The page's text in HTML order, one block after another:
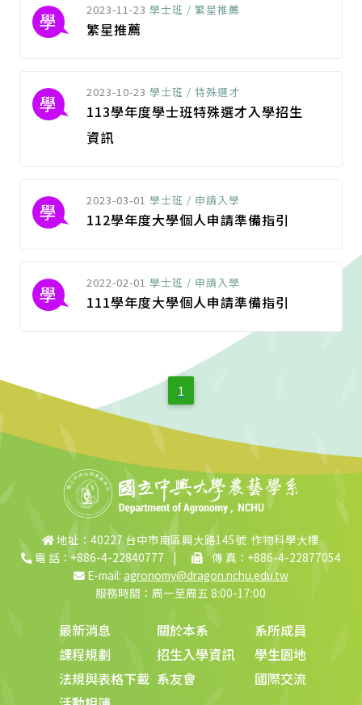
學 2023-11-23 學士班 / 繁星推薦
繁星推薦
學 2023-10-23 學士班 / 特殊選才
113學年度學士班特殊選才入學招生
資訊
學 2023-03-01 學士班 / 申請入學
112學年度大學個人申請準備指引
學 2022-02-01 學士班 / 申請入學
111學年度大學個人申請準備指引
1
地址：40227 台中市南區興大路145號 作物科學大樓
電 話：+886-4-22840777 |
傳 真：+886-4-22877054
E-mail: agronomy@dragon.nchu.edu.tw
服務時間：周一至周五 8:00-17:00
最新消息 關於本系
系所成員
課程規劃
招生入學資訊
學生園地
法規與表格下載 系友會
國際交流